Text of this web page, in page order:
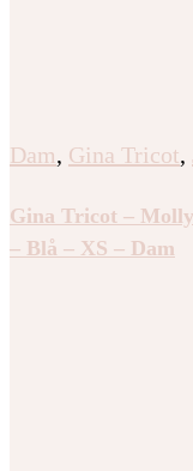
Dam, Gina Tricot,
Gina Tricot –
– Blå – XS – Dam